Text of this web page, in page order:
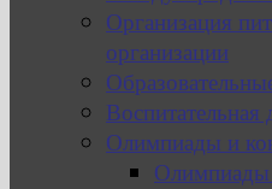
Организация
организации
Воспитательная
Олимпиады и